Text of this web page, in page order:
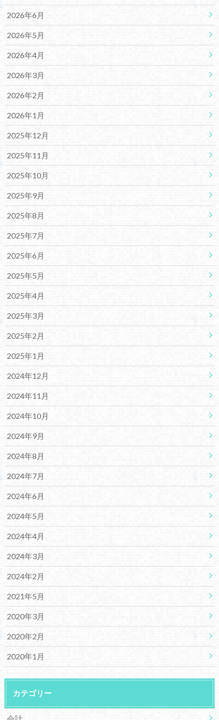
2026年6月
2026年5月
2026年4月
2026年3月
2026年2月
2026年1月
2025年12月
2025年11月
2025年10月
2025年9月
2025年8月
2025年7月
2025年6月
2025年5月
2025年4月
2025年3月
2025年2月
2025年1月
2024年12月
2024年11月
2024年10月
2024年9月
2024年8月
2024年7月
2024年6月
2024年5月
2024年4月
2024年3月
2024年2月
2021年5月
2020年3月
2020年2月
2020年1月
カテゴリー
会計